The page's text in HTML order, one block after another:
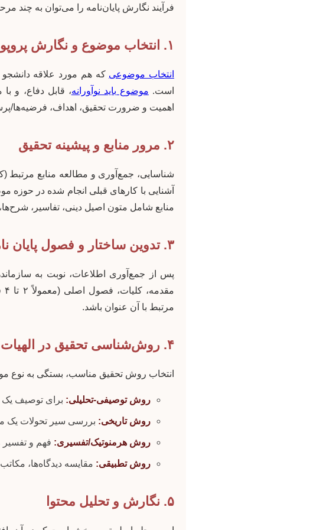
فرآیند نگارش پایان‌نامه را می‌توان به چند
۱. انتخاب موضوع و نگارش پروپوزال
انتخاب موضوعی که هم مورد علاقه
است. موضوع باید نوآورانه، قابل دفاع، و با
اهمیت و ضرورت تحقیق، اهداف،
۲. مرور منابع و پیشینه تحقیق
شناسایی، جمع‌آوری و مطالعه منابع مرتبط
آشنایی با کارهای قبلی انجام شده در
منابع شامل متون اصیل دینی، تفاسیر،
۳. تدوین ساختار و فصول پایان نامه
پس از جمع‌آوری اطلاعات، نوبت به
مرتبط با آن عنوان باشد.
۴. روش‌شناسی تحقیق در الهیات
انتخاب روش تحقیق مناسب، بستگی به نوع
روش توصیفی-تحلیلی: برای توصیف یک
روش تاریخی: بررسی سیر تحولات یک
روش هرمنوتیک/تفسیری: فهم و تفسیر
روش تطبیقی: مقایسه دیدگاه‌ها،
۵. نگارش و تحلیل محتوا